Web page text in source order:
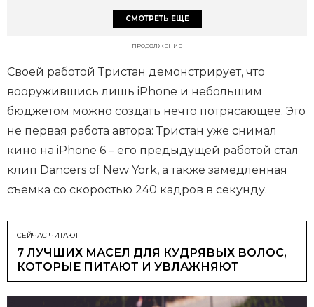
СМОТРЕТЬ ЕЩЕ
ПРОДОЛЖЕНИЕ
Своей работой Тристан демонстрирует, что
вооружившись лишь iPhone и небольшим
бюджетом можно создать нечто потрясающее. Это
не первая работа автора: Тристан уже снимал
кино на iPhone 6 – его предыдущей работой стал
клип Dancers of New York, а также замедленная
съемка со скоростью 240 кадров в секунду.
СЕЙЧАС ЧИТАЮТ
7 ЛУЧШИХ МАСЕЛ ДЛЯ КУДРЯВЫХ ВОЛОС,
КОТОРЫЕ ПИТАЮТ И УВЛАЖНЯЮТ